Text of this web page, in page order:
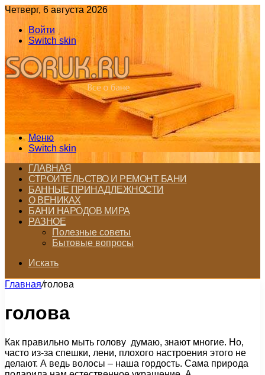
Четверг, 6 августа 2026
Войти
Switch skin
Меню
Switch skin
ГЛАВНАЯ
СТРОИТЕЛЬСТВО И РЕМОНТ БАНИ
БАННЫЕ ПРИНАДЛЕЖНОСТИ
О ВЕНИКАХ
БАНИ НАРОДОВ МИРА
РАЗНОЕ
Полезные советы
Бытовые вопросы
Искать
Главная/голова
голова
Как правильно мыть голову думаю, знают многие. Но,
часто из-за спешки, лени, плохого настроения этого не
делают. А ведь волосы – наша гордость. Сама природа